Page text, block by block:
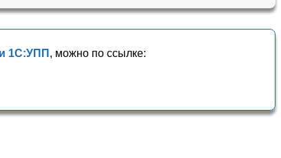
1С:УПП , можно по ссылке: